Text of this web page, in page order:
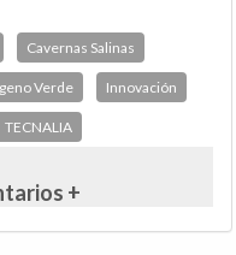
Cavernas Salinas
Verde Innovación
TECNALIA
+